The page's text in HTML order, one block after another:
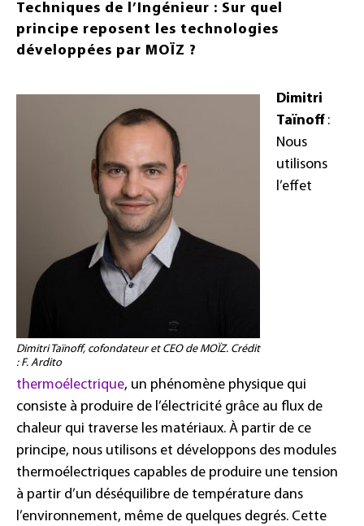
Techniques de l’Ingénieur : Sur quel
principe reposent les technologies
développées par MOÏZ ?
Dimitri Taïnoff, cofondateur et CEO de MOÏZ. Crédit
: F. Ardito
Dimitri
Taïnoff :
Nous
utilisons
l’effet
thermoélectrique, un phénomène physique qui
consiste à produire de l’électricité grâce au flux de
chaleur qui traverse les matériaux. À partir de ce
principe, nous utilisons et développons des modules
thermoélectriques capables de produire une tension
à partir d’un déséquilibre de température dans
l’environnement, même de quelques degrés. Cette